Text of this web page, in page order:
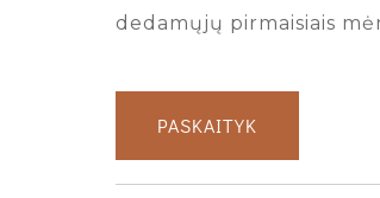
dedamųjų pirmaisiais
PASKAITYK